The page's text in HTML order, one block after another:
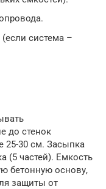
система –
до стенок
25-30 см. Засыпка
(5 частей). Емкость
бетонную основу,
защиты от